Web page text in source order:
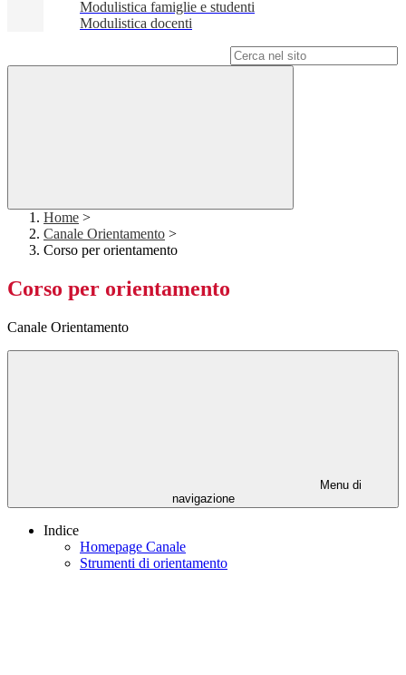
Modulistica famiglie e studenti
Modulistica docenti
Home >
Canale Orientamento >
Corso per orientamento
Corso per orientamento
Canale Orientamento
Menu di
navigazione
Indice
Homepage Canale
Strumenti di orientamento